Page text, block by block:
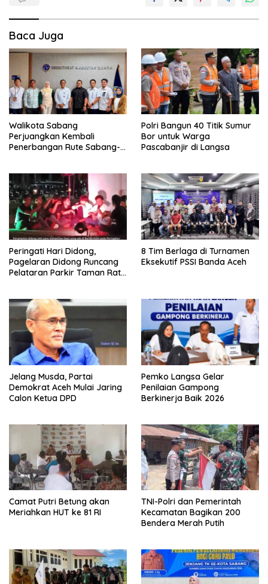
Baca Juga
Walikota Sabang
Perjuangkan Kembali
Penerbangan Rute Sabang-
Polri Bangun 40 Titik Sumur
Bor untuk Warga
Pascabanjir di Langsa
Peringati Hari Didong,
Pagelaran Didong Runcang
Pelataran Parkir Taman Ratu
8 Tim Berlaga di Turnamen
Eksekutif PSSI Banda Aceh
Jelang Musda, Partai
Demokrat Aceh Mulai Jaring
Calon Ketua DPD
Pemko Langsa Gelar
Penilaian Gampong
Berkinerja Baik 2026
Camat Putri Betung akan
Meriahkan HUT ke 81 RI
TNI-Polri dan Pemerintah
Kecamatan Bagikan 200
Bendera Merah Putih